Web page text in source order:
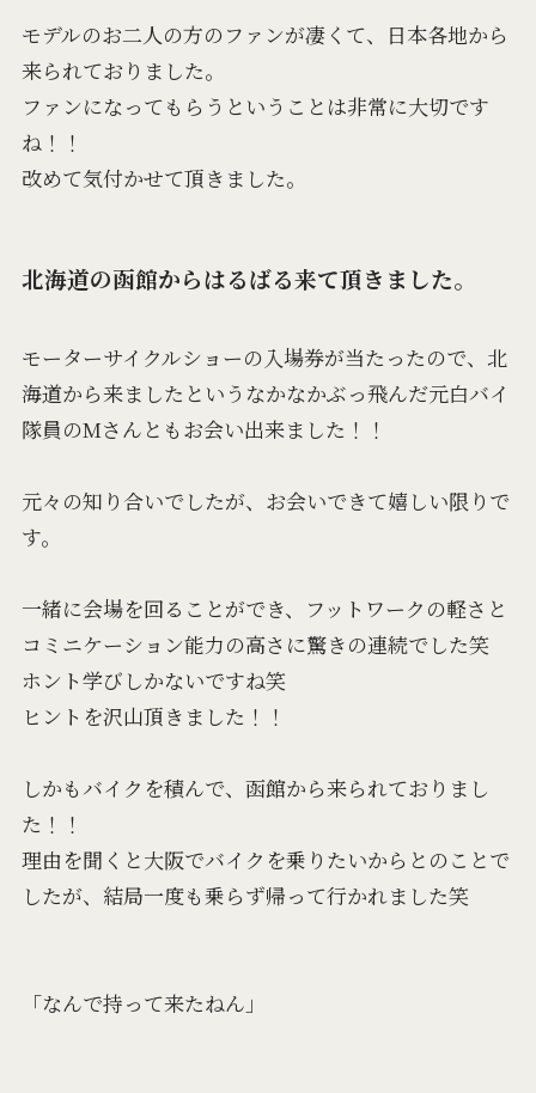
モデルのお二人の方のファンが凄くて、日本各地から
来られておりました。
ファンになってもらうということは非常に大切です
ね！！
改めて気付かせて頂きました。
北海道の函館からはるばる来て頂きました。
モーターサイクルショーの入場券が当たったので、北
海道から来ましたというなかなかぶっ飛んだ元白バイ
隊員のMさんともお会い出来ました！！
元々の知り合いでしたが、お会いできて嬉しい限りで
す。
一緒に会場を回ることができ、フットワークの軽さと
コミニケーション能力の高さに驚きの連続でした笑
ホント学びしかないですね笑
ヒントを沢山頂きました！！
しかもバイクを積んで、函館から来られておりまし
た！！
理由を聞くと大阪でバイクを乗りたいからとのことで
したが、結局一度も乗らず帰って行かれました笑
「なんで持って来たねん」